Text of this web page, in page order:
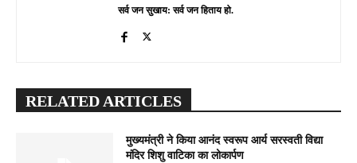
सर्व जन सुखाय: सर्व जन हिताय हो.
RELATED ARTICLES
मुख्यमंत्री ने किया आनंद स्वरूप आर्य सरस्वती विद्या
मंदिर शिशु वाटिका का लोकार्पण